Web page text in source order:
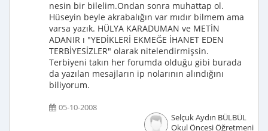
nesin bir bilelim.Ondan sonra muhattap ol.
Hüseyin beyle akrabalığın var mıdır bilmem ama
varsa yazık. HÜLYA KARADUMAN ve METİN
ADANIR ı "YEDİKLERİ EKMEĞE İHANET EDEN
TERBİYESİZLER" olarak nitelendirmişsin.
Terbiyeni takın her forumda olduğu gibi burada
da yazılan mesajların ip nolarının alındığını
biliyorum.
05-10-2008
Selçuk Aydın BÜLBÜL
Okul Öncesi Öğretmeni